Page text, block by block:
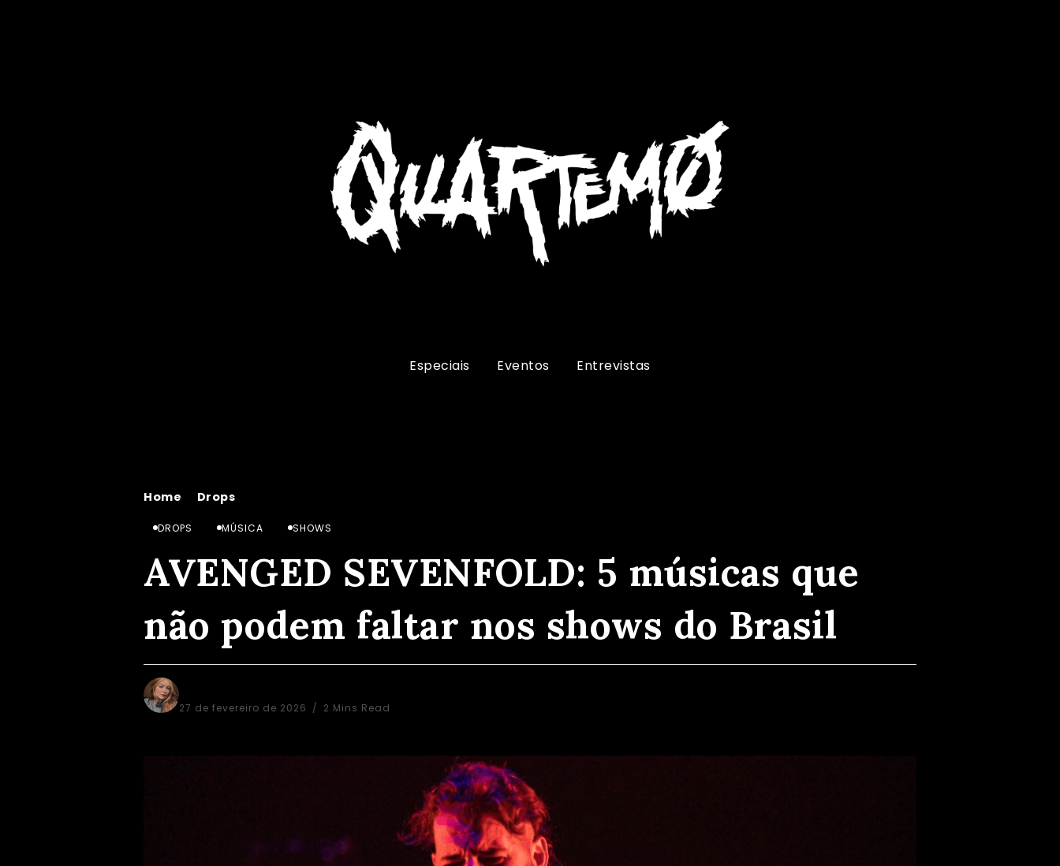
Especiais Eventos Entrevistas
Home Drops
DROPS MÚSICA SHOWS
AVENGED SEVENFOLD: 5 músicas que
não podem faltar nos shows do Brasil
27 de fevereiro de 2026 2 Mins Read